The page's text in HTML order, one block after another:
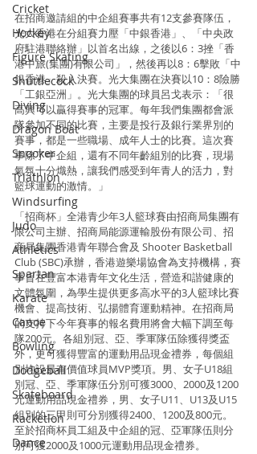
Cricket
Hockey
Figure Skating
Shuttlecock
Diving
Dragon Boat
Snooker
Triathlon
Windsurfing
Judo
Athletics
Spartan
Karate
Canoe
Bowling
Dodgeball
Skateboard
Racketlon
Dance
在招商邀請組的中企組賽事共有12支參賽隊伍，
光大香港在分組賽力壓「中銀香港」、「中央政
府駐港聯絡辦」以首名出線，之後以6：3挫「香
港中旅(集團)有限公司」，然後再以8：6擊敗「中
銀香港」殺入決賽。光大集團在決賽以10：8險勝
「工銀亞洲」。光大集團的球員呂戈表示：「很
高興可以贏得賽事的冠軍。每年我們集團都會派
隊參加不同的比賽，主要是投行及銀行業界別的
賽事，都是一些職場、成年人士的比賽。這次賽
事除了中企組，還有不同年齡組別的比賽，現場
氣氛十分熾熱，讓我們感受到年青人的活力，對
籃球運動的激情。」
「招商杯」全港青少年3人籃球賽由招商局集團有
限公司主辦、招商局能源運輸股份有限公司、招
商局集團香港青年聯合會及 Shooter Basketball
Club (SBC)承辦，香港遊樂場協會為支持機構，賽
事旨在豐富本港青年文化生活，營造和諧健康的
文體氛圍，為學生提供更多高水平的3人籃球比賽
機會、提高技術、弘揚體育運動精神。在招商局
的支持下今年賽事的報名費用將會大幅下調至每
隊200元。各組別冠、亞、季軍隊伍除獲得獎盃
外，更可獲得豐富的運動用品現金禮券，每個組
別均設最有價值球員MVP獎項。男、女子U18組
別冠、亞、季軍隊伍分別可獲3000、2000及1200
元運動用品現金禮券，男、女子U11、U13及U15
組別的三甲則可分別獲得2400、1200及800元。
至於招商杯員工組及中企組的冠、亞軍隊伍則分
別可獲2000及1000元運動用品現金禮券。